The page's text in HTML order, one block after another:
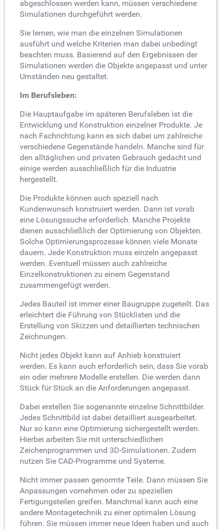
abgeschlossen werden kann, müssen verschiedene
Simulationen durchgeführt werden.
Sie lernen, wie man die einzelnen Simulationen
ausführt und welche Kriterien man dabei unbedingt
beachten muss. Basierend auf den Ergebnissen der
Simulationen werden die Objekte angepasst und unter
Umständen neu gestaltet.
Im Berufsleben:
Die Hauptaufgabe im späteren Berufsleben ist die
Entwicklung und Konstruktion einzelner Produkte. Je
nach Fachrichtung kann es sich dabei um zahlreiche
verschiedene Gegenstände handeln. Manche sind für
den alltäglichen und privaten Gebrauch gedacht und
einige werden ausschließlich für die Industrie
hergestellt.
Die Produkte können auch speziell nach
Kundenwunsch konstruiert werden. Dann ist vorab
eine Lösungssuche erforderlich. Manche Projekte
dienen ausschließlich der Optimierung von Objekten.
Solche Optimierungsprozesse können viele Monate
dauern. Jede Konstruktion muss einzeln angepasst
werden. Eventuell müssen auch zahlreiche
Einzelkonstruktionen zu einem Gegenstand
zusammengefügt werden.
Jedes Bauteil ist immer einer Baugruppe zugeteilt. Das
erleichtert die Führung von Stücklisten und die
Erstellung von Skizzen und detaillierten technischen
Zeichnungen.
Nicht jedes Objekt kann auf Anhieb konstruiert
werden. Es kann auch erforderlich sein, dass Sie vorab
ein oder mehrere Modelle erstellen. Die werden dann
Stück für Stück an die Anforderungen angepasst.
Dabei erstellen Sie sogenannte einzelne Schnittbilder.
Jedes Schnittbild ist dabei detailliert ausgearbeitet.
Nur so kann eine Optimierung sichergestellt werden.
Hierbei arbeiten Sie mit unterschiedlichen
Zeichenprogrammen und 3D-Simulationen. Zudem
nutzen Sie CAD-Programme und Systeme.
Nicht immer passen genormte Teile. Dann müssen Sie
Anpassungen vornehmen oder zu speziellen
Fertigungsteilen greifen. Manchmal kann auch eine
andere Montagetechnik zu einer optimalen Lösung
führen. Sie müssen immer neue Ideen haben und auch